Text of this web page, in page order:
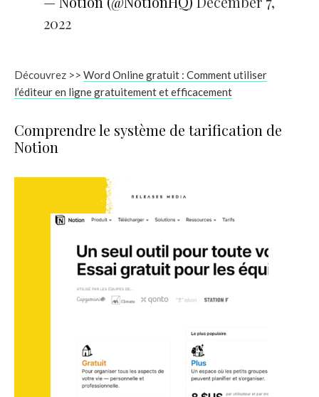
2022
Découvrez >> Word Online gratuit : Comment utiliser
l’éditeur en ligne gratuitement et efficacement
Comprendre le système de tarification de
Notion